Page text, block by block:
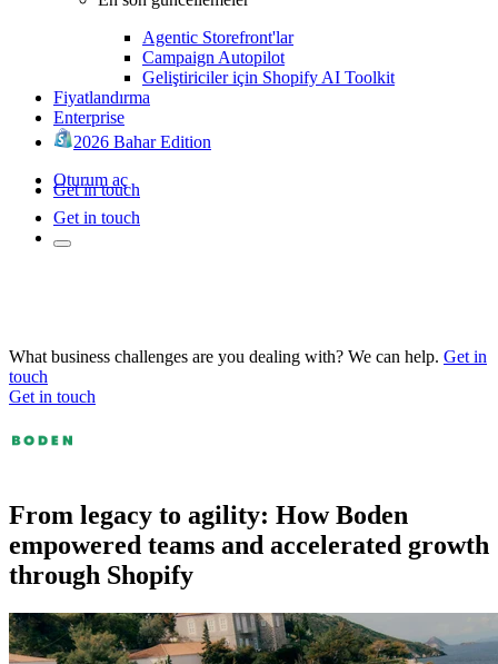
Agentic Storefront'lar
Campaign Autopilot
Geliştiriciler için Shopify AI Toolkit
Fiyatlandırma
Enterprise
2026 Bahar Edition
Oturum aç
Get in touch
Get in touch
What business challenges are you dealing with? We can help. Get in
touch
Get in touch
From legacy to agility: How Boden
empowered teams and accelerated growth
through Shopify